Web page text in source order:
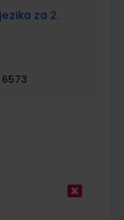
za 2.
6573